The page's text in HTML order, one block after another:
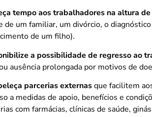
tempo aos trabalhadores na altura
de um familiar, um divórcio, o
de um filho).
a possibilidade de regresso ao
ausência prolongada por motivos de
parcerias externasque facilitem
a medidas de apoio, benefícios e
com farmácias, clínicas de saúde,